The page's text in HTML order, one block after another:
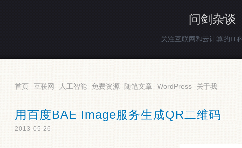
问剑杂谈
关注互联网和云计算的IT
首页 互联网 人工智能 免费资源 随笔文章 WordPress 关于我
用百度BAE Image服务生成QR二维码
2013-05-26